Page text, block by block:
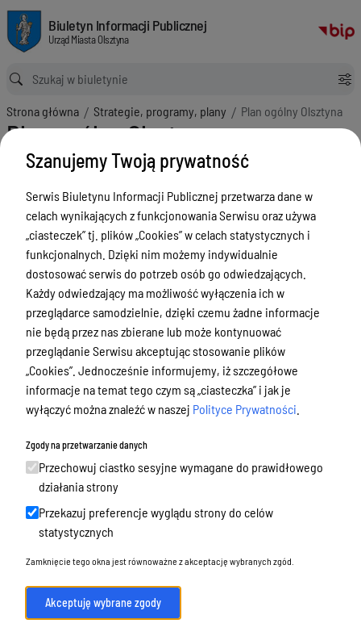
Plan ogólny Olsztyna
Biuletyn Informacji Publicznej Urząd Miasta Olsztyna
Biuletyn Informacji Publicznej
Urząd Miasta Olsztyna
Ścieżka powrotu
Strona główna Strategie, programy, plany Plan ogólny Olsztyna
Plan ogólny Olsztyna
Menu Przedmiotowe
ZAŁATWIANIE SPRAW
Ogłoszenia
Bezpieczeństwo
Urodzenia, małżeństwa, zgony,
meldunek, dowód, komunikacja,
działalność, alkohol
Budżet, finanse i majątek
Podatki i opłaty, umorzenia, ulgi i
dotacje
Mapa usług z obszaru urbanistyki i
architektury
Plan ogólny Olsztyna
W opracowaniu
Wnioski o sporządzenie lub zmianę
Szanujemy Twoją prywatność
Serwis Biuletynu Informacji Publicznej przetwarza dane w
celach wynikających z funkcjonowania Serwisu oraz używa
„ciasteczek” tj. plików „Cookies” w celach statystycznych i
funkcjonalnych. Dzięki nim możemy indywidualnie
dostosować serwis do potrzeb osób go odwiedzających.
Każdy odwiedzający ma możliwość wyłączenia ich w
przeglądarce samodzielnie, dzięki czemu żadne informacje
nie będą przez nas zbierane lub może kontynuować
przeglądanie Serwisu akceptując stosowanie plików
„Cookies”. Jednocześnie informujemy, iż szczegółowe
informacje na temat tego czym są „ciasteczka” i jak je
wyłączyć można znaleźć w naszej Polityce Prywatności
Zgody na przetwarzanie danych
Przechowuj ciastko sesyjne wymagane do prawidłowego
działania strony
Przekazuj preferencje wyglądu strony do celów
statystycznych
Zamknięcie tego okna jest równoważne z akceptację wybranych zgód.
Akceptuję wybrane zgody